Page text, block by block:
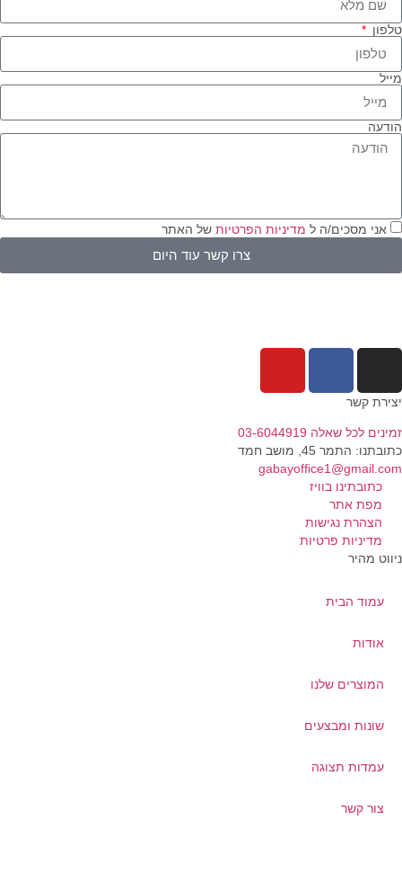
אני מסכים/ה למדיניות הפרטיותשל האתר
צרו קשר עוד היום
קשר
לכל שאלה 03-6044919
התמר 45, מושב חמד​
כתובתינו בוויז
מפת אתר
הצהרת נגישות
מדיניות פרטיות
מהיר
עמוד הבית
אודות
המוצרים שלנו
שונות ומבצעים
עמדות תצוגה
צור קשר